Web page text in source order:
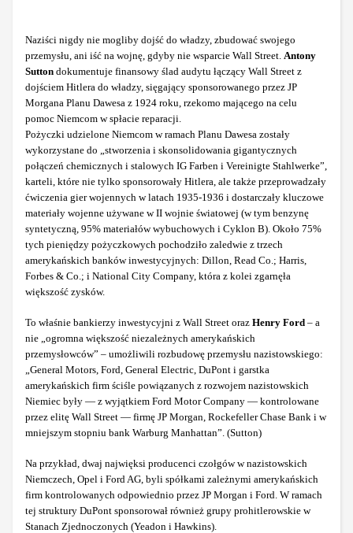
Naziści nigdy nie mogliby dojść do władzy, zbudować swojego
przemysłu, ani iść na wojnę, gdyby nie wsparcie Wall Street. Antony
Sutton dokumentuje finansowy ślad audytu łączący Wall Street z
dojściem Hitlera do władzy, sięgający sponsorowanego przez JP
Morgana Planu Dawesa z 1924 roku, rzekomo mającego na celu
pomoc Niemcom w spłacie reparacji.
Pożyczki udzielone Niemcom w ramach Planu Dawesa zostały
wykorzystane do „stworzenia i skonsolidowania gigantycznych
połączeń chemicznych i stalowych IG Farben i Vereinigte Stahlwerke”,
karteli, które nie tylko sponsorowały Hitlera, ale także przeprowadzały
ćwiczenia gier wojennych w latach 1935-1936 i dostarczały kluczowe
materiały wojenne używane w II wojnie światowej (w tym benzynę
syntetyczną, 95% materiałów wybuchowych i Cyklon B). Około 75%
tych pieniędzy pożyczkowych pochodziło zaledwie z trzech
amerykańskich banków inwestycyjnych: Dillon, Read Co.; Harris,
Forbes & Co.; i National City Company, która z kolei zgarnęła
większość zysków.
To właśnie bankierzy inwestycyjni z Wall Street oraz Henry Ford – a
nie „ogromna większość niezależnych amerykańskich
przemysłowców” – umożliwili rozbudowę przemysłu nazistowskiego:
„General Motors, Ford, General Electric, DuPont i garstka
amerykańskich firm ściśle powiązanych z rozwojem nazistowskich
Niemiec były — z wyjątkiem Ford Motor Company — kontrolowane
przez elitę Wall Street — firmę JP Morgan, Rockefeller Chase Bank i w
mniejszym stopniu bank Warburg Manhattan”. (Sutton)
Na przykład, dwaj najwięksi producenci czołgów w nazistowskich
Niemczech, Opel i Ford AG, byli spółkami zależnymi amerykańskich
firm kontrolowanych odpowiednio przez JP Morgan i Ford. W ramach
tej struktury DuPont sponsorował również grupy prohitlerowskie w
Stanach Zjednoczonych (Yeadon i Hawkins).